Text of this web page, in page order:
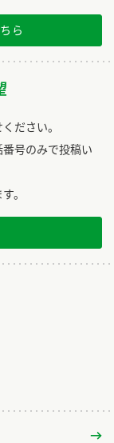
ら
ださい。
号のみで投稿い
。